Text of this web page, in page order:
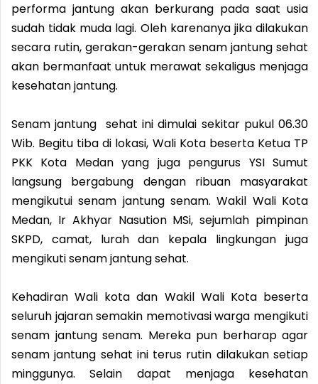
performa jantung akan berkurang pada saat usia
sudah tidak muda lagi. Oleh karenanya jika dilakukan
secara rutin, gerakan-gerakan senam jantung sehat
akan bermanfaat untuk merawat sekaligus menjaga
kesehatan jantung.
Senam jantung sehat ini dimulai sekitar pukul 06.30
Wib. Begitu tiba di lokasi, Wali Kota beserta Ketua TP
PKK Kota Medan yang juga pengurus YSI Sumut
langsung bergabung dengan ribuan masyarakat
mengikutui senam jantung senam. Wakil Wali Kota
Medan, Ir Akhyar Nasution MSi, sejumlah pimpinan
SKPD, camat, lurah dan kepala lingkungan juga
mengikuti senam jantung sehat.
Kehadiran Wali kota dan Wakil Wali Kota beserta
seluruh jajaran semakin memotivasi warga mengikuti
senam jantung senam. Mereka pun berharap agar
senam jantung sehat ini terus rutin dilakukan setiap
minggunya. Selain dapat menjaga kesehatan